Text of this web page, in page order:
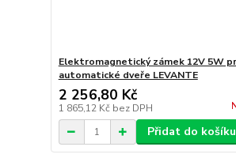
Elektromagnetický zámek 12V 5W
automatické dveře LEVANTE
2 256,80 Kč
1 865,12 Kč bez DPH
Přidat do košíku